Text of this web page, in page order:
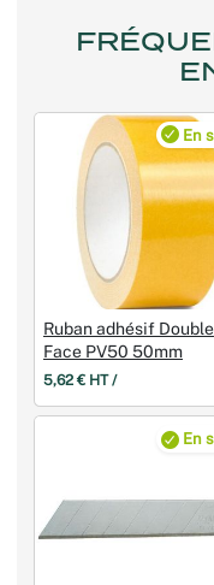
En
Ruban adhésif Double
Face PV50 50mm
5,62 € HT /
En